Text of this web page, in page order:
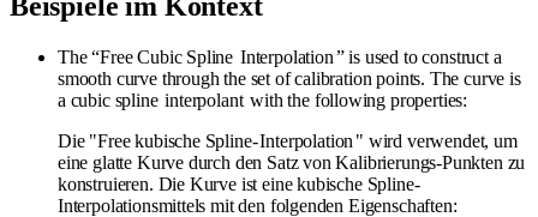
The “Free Cubic Spline Interpolation” is used to construct a
smooth curve through the set of calibration points. The curve is
a cubic spline interpolant with the following properties:
Die "Free kubische Spline-Interpolation " wird verwendet, um
eine glatte Kurve durch den Satz von Kalibrierungs-Punkten zu
konstruieren. Die Kurve ist eine kubische Spline-
Interpolationsmittels mit den folgenden Eigenschaften: